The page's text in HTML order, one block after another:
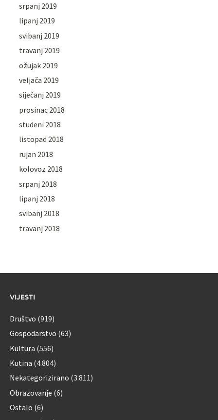
srpanj 2019
lipanj 2019
svibanj 2019
travanj 2019
ožujak 2019
veljača 2019
siječanj 2019
prosinac 2018
studeni 2018
listopad 2018
rujan 2018
kolovoz 2018
srpanj 2018
lipanj 2018
svibanj 2018
travanj 2018
VIJESTI
Društvo (919)
Gospodarstvo (63)
Kultura (556)
Kutina (4.804)
Nekategorizirano (3.811)
Obrazovanje (6)
Ostalo (6)